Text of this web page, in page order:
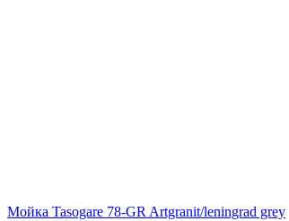
Мойка Tasogare 78-GR Artgranit/leningrad grey